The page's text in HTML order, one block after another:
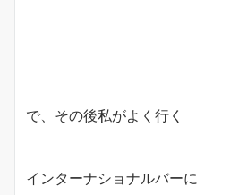
で、その後私がよく行く
インターナショナルバーに